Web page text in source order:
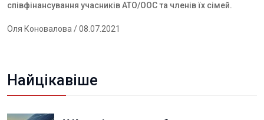
співфінансування учасників АТО/ООС та членів їх сімей.
Оля Коновалова / 08.07.2021
Найцікавіше